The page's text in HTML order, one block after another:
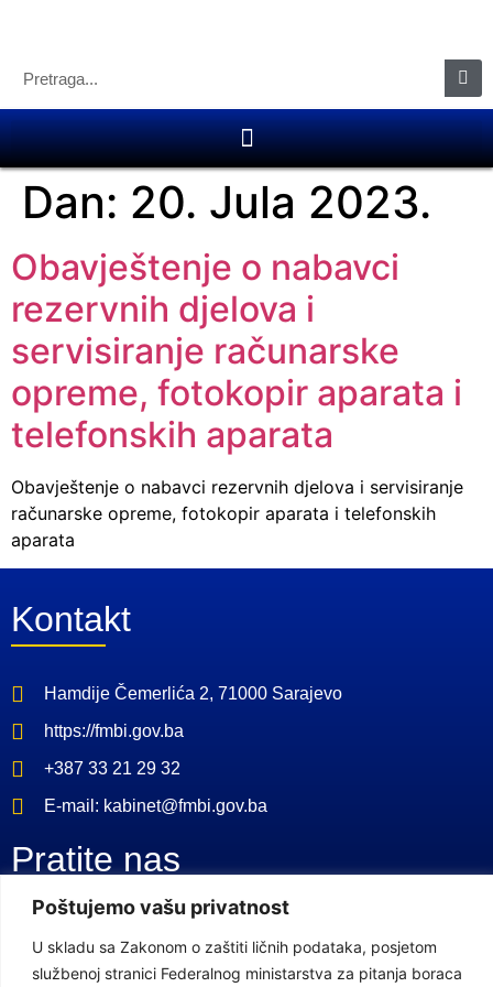
Poštujemo vašu privatnost
U skladu sa Zakonom o zaštiti ličnih podataka, posjetom
službenoj stranici Federalnog ministarstva za pitanja boraca
Dan: 20. Jula 2023.
Obavještenje o nabavci
rezervnih djelova i
servisiranje računarske
opreme, fotokopir aparata i
telefonskih aparata
Obavještenje o nabavci rezervnih djelova i servisiranje
računarske opreme, fotokopir aparata i telefonskih
aparata
Kontakt
Hamdije Čemerlića 2, 71000 Sarajevo
https://fmbi.gov.ba
+387 33 21 29 32
E-mail: kabinet@fmbi.gov.ba
Pratite nas
Youtube Kanal